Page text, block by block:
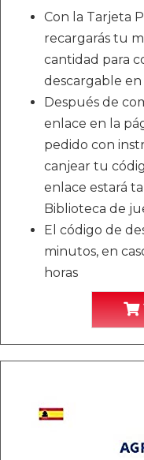
Con la Tarjeta
recargarás tu
cantidad para
descargable
Después de
enlace en la
pedido con
canjear tu
enlace estará
Biblioteca de
El código de
minutos, en
horas